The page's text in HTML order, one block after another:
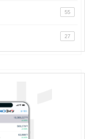
55
27